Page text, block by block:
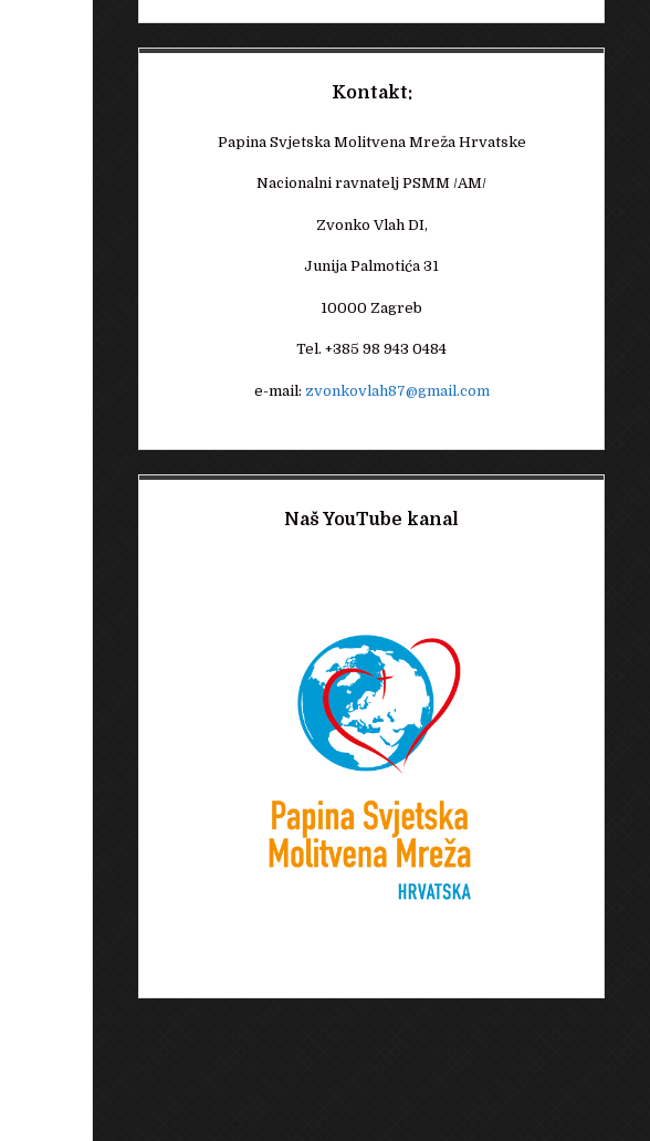
Kontakt:
Papina Svjetska Molitvena Mreža Hrvatske
Nacionalni ravnatelj PSMM /AM/
Zvonko Vlah DI,
Junija Palmotića 31
10000 Zagreb
Tel. +385 98 943 0484
e-mail: zvonkovlah87@gmail.com
Naš YouTube kanal